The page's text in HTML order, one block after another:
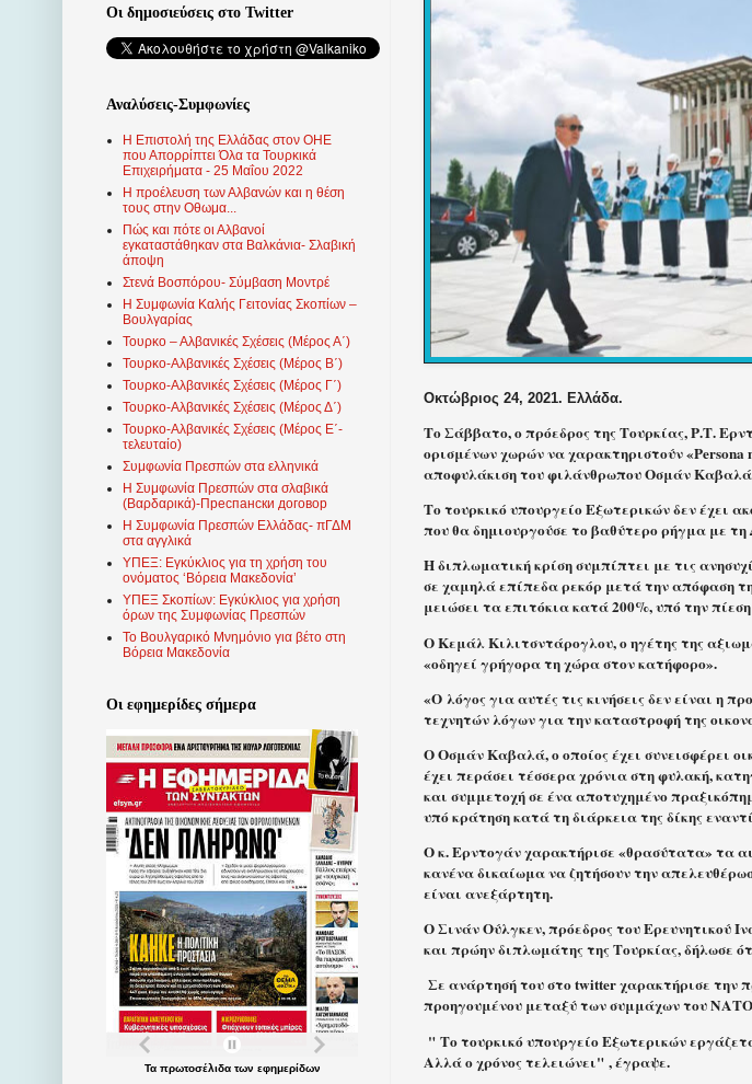
Οκτώβριος 24, 2021. Ελλάδα.
Το Σάββατο, ο πρόεδρος της Τουρκίας, Ρ.Τ.
ορισμένων χωρών να χαρακτηριστούν
αποφυλάκιση του φιλάνθρωπου Οσμάν
Το τουρκικό υπουργείο Εξωτερικών δεν έχει
που θα δημιουργούσε το βαθύτερο ρήγμα με
Η διπλωματική κρίση συμπίπτει με τις
σε χαμηλά επίπεδα ρεκόρ μετά την απόφαση
μειώσει τα επιτόκια κατά 200%, υπό την
Ο Κεμάλ Κιλιτσντάρογλου, ο ηγέτης της
«οδηγεί γρήγορα τη χώρα στον κατήφορο».
«Ο λόγος για αυτές τις κινήσεις δεν είναι η
τεχνητών λόγων για την καταστροφή της
Ο Οσμάν Καβαλά, ο οποίος έχει συνεισφέρει
έχει περάσει τέσσερα χρόνια στη φυλακή,
και συμμετοχή σε ένα αποτυχημένο
υπό κράτηση κατά τη διάρκεια της δίκης
Ο κ. Ερντογάν χαρακτήρισε «θρασύτατα» τα
κανένα δικαίωμα να ζητήσουν την
είναι ανεξάρτητη.
Ο Σινάν Ούλγκεν, πρόεδρος του Ερευνητικού
και πρώην διπλωμάτης της Τουρκίας, δήλωσε
Σε ανάρτησή του στο twitter χαρακτήρισε την
προηγουμένου μεταξύ των συμμάχων του
" Το τουρκικό υπουργείο Εξωτερικών
Αλλά ο χρόνος τελειώνει" , έγραψε.
Οι δημοσιεύσεις στο Twitter
Αναλύσεις-Συμφωνίες
Η Επιστολή της Ελλάδας στον ΟΗΕ
που Απορρίπτει Όλα τα Τουρκικά
Επιχειρήματα - 25 Μαΐου 2022
Η προέλευση των Αλβανών και η θέση
τους στην Οθωμα...
Πώς και πότε οι Αλβανοί
εγκαταστάθηκαν στα Βαλκάνια- Σλαβική
άποψη
Στενά Βοσπόρου- Σύμβαση Μοντρέ
Η Συμφωνία Καλής Γειτονίας Σκοπίων –
Βουλγαρίας
Τουρκο – Αλβανικές Σχέσεις (Mέρος Α΄)
Τουρκο-Αλβανικές Σχέσεις (Μέρος Β΄)
Τουρκο-Αλβανικές Σχέσεις (Μέρος Γ΄)
Τουρκο-Αλβανικές Σχέσεις (Μέρος Δ΄)
Τουρκο-Αλβανικές Σχέσεις (Μέρος Ε΄-
τελευταίο)
Συμφωνία Πρεσπών στα ελληνικά
Η Συμφωνία Πρεσπών στα σλαβικά
(Βαρδαρικά)-Преспански договор
Η Συμφωνία Πρεσπών Ελλάδας- πΓΔΜ
στα αγγλικά
ΥΠΕΞ: Εγκύκλιος για τη χρήση του
ονόματος ‘Βόρεια Μακεδονία’
ΥΠΕΞ Σκοπίων: Εγκύκλιος για χρήση
όρων της Συμφωνίας Πρεσπών
Το Βουλγαρικό Μνημόνιο για βέτο στη
Βόρεια Μακεδονία
Οι εφημερίδες σήμερα
Τα πρωτοσέλιδατων εφημερίδων